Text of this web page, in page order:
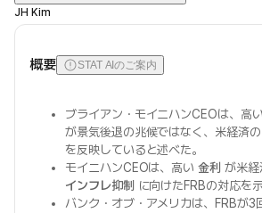
JH Kim
概要 STAT AIのご案内
ブライアン・モイニハンCEOは、高い
が景気後退の兆候ではなく、米経済の
を反映していると述べた。
モイニハンCEOは、高い金利 が米経
インフレ抑制 に向けたFRBの対応を
バンク・オブ・アメリカは、FRBが3